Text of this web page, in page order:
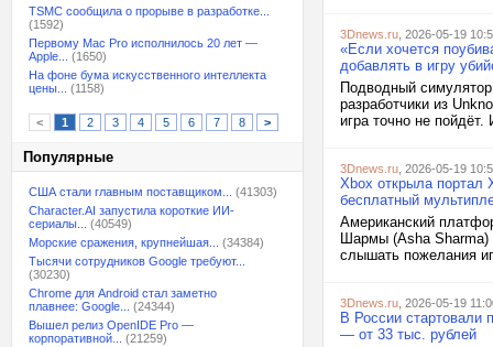
TSMC сообщила о прорыве в разработке...
(1592)
Первому Mac Pro исполнилось 20 лет —
Apple...
(1650)
На фоне бума искусственного интеллекта
цены...
(1158)
< 1 2 3 4 5 6 7 8 >
Популярные
США стали главным поставщиком...
(41303)
Character.AI запустила короткие ИИ-
сериалы...
(40549)
Морские сражения, крупнейшая...
(34384)
Тысячи сотрудников Google требуют...
(30230)
Chrome для Android стал заметно
плавнее: Google...
(24344)
Вышел релиз OpenIDE Pro —
корпоративной...
(21259)
3Dnews.ru , 2026-05-19
«Если хочется
добавлять в игру
Подводный
разработчики из
игра точно не
3Dnews.ru , 2026-05-19
Xbox открыла портал
бесплатный
Американский
Шармы (Asha Sharma)
слышать пожелания
3Dnews.ru , 2026-05-19
В России
— от 33 тыс. рублей